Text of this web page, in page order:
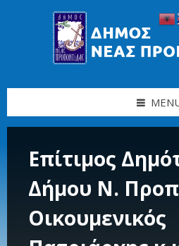
Επίτιμος
Δήμου Ν.
Οικουμενικός